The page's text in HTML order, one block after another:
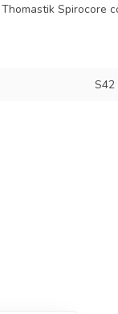
Spirocore
S42